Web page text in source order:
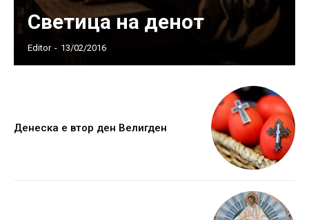
Светица на денот
Editor - 13/02/2016
Денеска е втор ден Велигден